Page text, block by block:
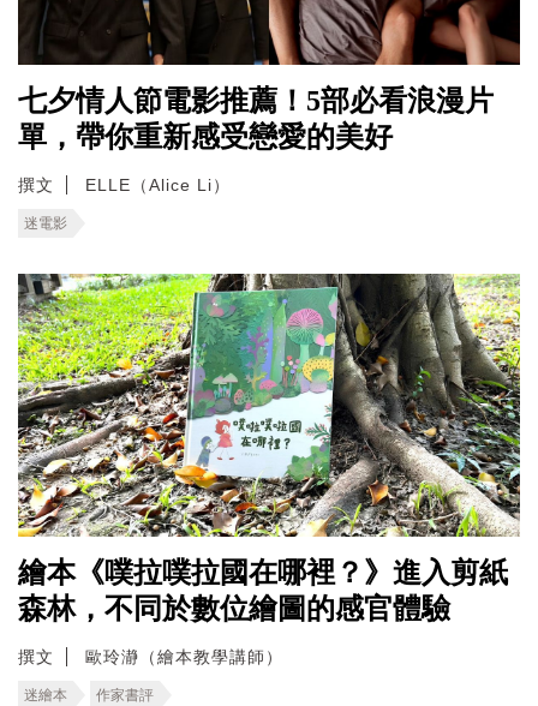
七夕情人節電影推薦！5部必看浪漫片
單，帶你重新感受戀愛的美好
撰文 ELLE（Alice Li）
迷電影
繪本《噗拉噗拉國在哪裡？》進入剪紙
森林，不同於數位繪圖的感官體驗
撰文 歐玲瀞（繪本教學講師）
迷繪本 作家書評